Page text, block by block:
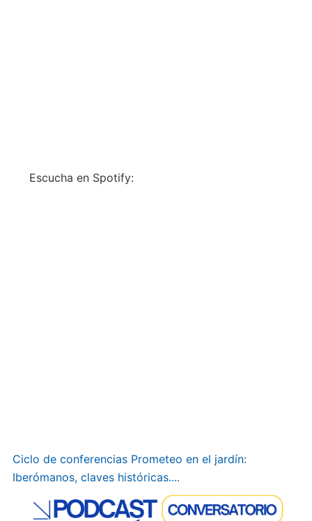
Escucha en Spotify:
Ciclo de conferencias Prometeo en el jardín:
Iberómanos, claves históricas....